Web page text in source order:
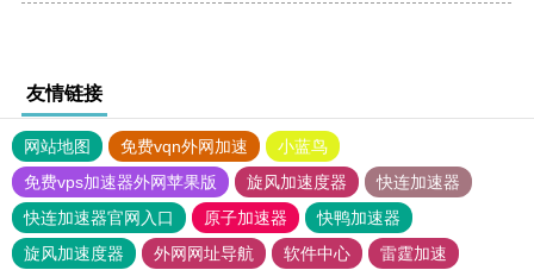
友情链接
网站地图 免费vqn外网加速
小蓝鸟
免费vps加速器外网苹果版
旋风加速度器
快连加速器
快连加速器官网入口
原子加速器
快鸭加速器
旋风加速度器
外网网址导航 软件中心 雷霆加速